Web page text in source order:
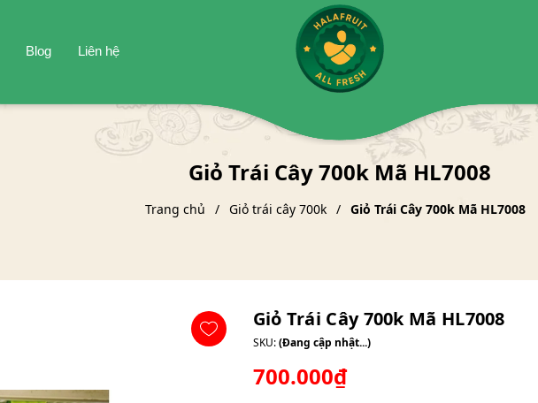
Blog Liên hệ
Giỏ Trái Cây 700k Mã HL7008
Trang chủ Giỏ trái cây 700k Giỏ Trái Cây 700k Mã HL7008
Giỏ Trái Cây 700k Mã HL7008
SKU:(Đang cập nhật...)
700.000₫